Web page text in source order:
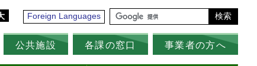
Foreign Languages 検索
公共施設 各課の窓口 事業者の方へ